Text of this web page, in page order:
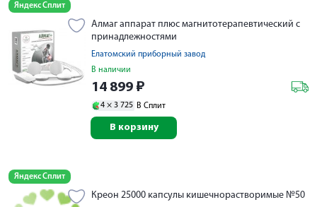
Яндекс Сплит
Алмаг аппарат плюс магнитотерапевтический с
принадлежностями
Елатомский приборный завод
В наличии
14 899 ₽
4 × 3 725 В Сплит
В корзину
Яндекс Сплит
Креон 25000 капсулы кишечнорастворимые №50